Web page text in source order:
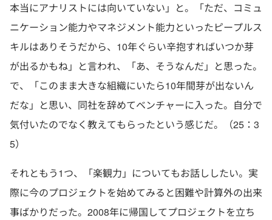
本当にアナリストには向いていない」と。「ただ、コミュ
ニケーション能力やマネジメント能力といったピープルス
キルはありそうだから、10年ぐらい辛抱すればいつか芽
が出るかもね」と言われ、「あ、そうなんだ」と思った。
で、「このまま大きな組織にいたら10年間芽が出ないん
だな」と思い、同社を辞めてベンチャーに入った。自分で
気付いたのでなく教えてもらったという感じだ。（25：3
5）
それともう1つ、「楽観力」についてもお話ししたい。実
際に今のプロジェクトを始めてみると困難や計算外の出来
事ばかりだった。2008年に帰国してプロジェクトを立ち